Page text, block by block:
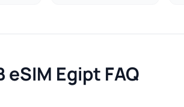
eSIM Egipt FAQ